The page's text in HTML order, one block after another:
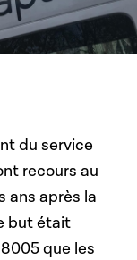
du service
recours au
ans après la
but était
que les